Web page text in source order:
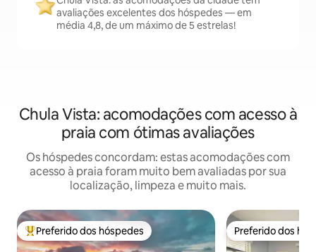
avaliações excelentes dos hóspedes — em
média 4,8, de um máximo de 5 estrelas!
Chula Vista: acomodações com acesso à
praia com ótimas avaliações
Os hóspedes concordam: estas acomodações com
acesso à praia foram muito bem avaliadas por sua
localização, limpeza e muito mais.
Entre os melhores preferidos dos hóspedes
Preferido dos hóspedes Preferido dos
Preferido dos